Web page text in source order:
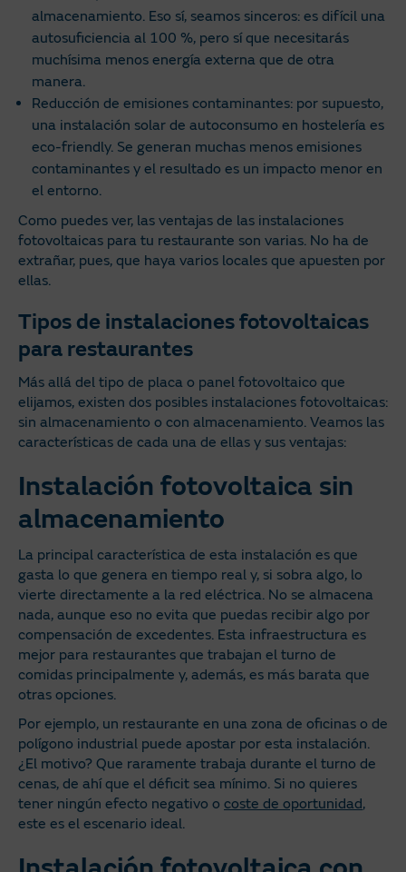
almacenamiento. Eso sí, seamos sinceros: es difícil una
autosuficiencia al 100 %, pero sí que necesitarás
muchísima menos energía externa que de otra
manera.
Reducción de emisiones contaminantes: por supuesto,
una instalación solar de autoconsumo en hostelería es
eco-friendly. Se generan muchas menos emisiones
contaminantes y el resultado es un impacto menor en
el entorno.
Como puedes ver, las ventajas de las instalaciones
fotovoltaicas para tu restaurante son varias. No ha de
extrañar, pues, que haya varios locales que apuesten por
ellas.
Tipos de instalaciones fotovoltaicas
para restaurantes
Más allá del tipo de placa o panel fotovoltaico que
elijamos, existen dos posibles instalaciones fotovoltaicas:
sin almacenamiento o con almacenamiento. Veamos las
características de cada una de ellas y sus ventajas:
Instalación fotovoltaica sin
almacenamiento
La principal característica de esta instalación es que
gasta lo que genera en tiempo real y, si sobra algo, lo
vierte directamente a la red eléctrica. No se almacena
nada, aunque eso no evita que puedas recibir algo por
compensación de excedentes. Esta infraestructura es
mejor para restaurantes que trabajan el turno de
comidas principalmente y, además, es más barata que
otras opciones.
Por ejemplo, un restaurante en una zona de oficinas o de
polígono industrial puede apostar por esta instalación.
¿El motivo? Que raramente trabaja durante el turno de
cenas, de ahí que el déficit sea mínimo. Si no quieres
tener ningún efecto negativo o coste de oportunidad,
este es el escenario ideal.